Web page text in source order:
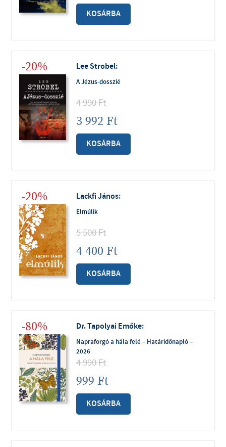
KOSÁRBA
-20% Lee Strobel:
A Jézus-dosszié
4 990Ft
3 992 Ft
KOSÁRBA
-20% Lackfi János:
Elmúlik
5 500Ft
4 400 Ft
KOSÁRBA
-80% Dr. Tapolyai Emőke:
Napraforgó a hála felé – Határidőnapló –
2026
4 990Ft
999 Ft
KOSÁRBA